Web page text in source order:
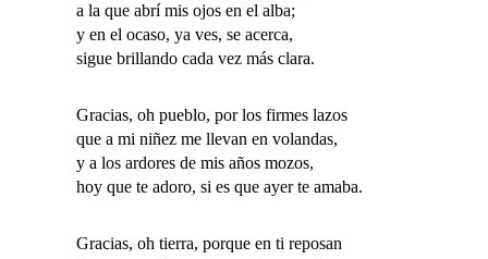
a la que abrí mis ojos en el alba;
y en el ocaso, ya ves, se acerca,
sigue brillando cada vez más clara.
Gracias, oh pueblo, por los firmes lazos
que a mi niñez me llevan en volandas,
y a los ardores de mis años mozos,
hoy que te adoro, si es que ayer te amaba.
Gracias, oh tierra, porque en ti reposan